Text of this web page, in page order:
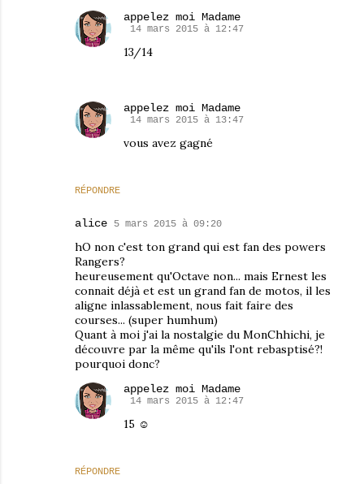
RÉPONDRE
appelez moi Madame
14 mars 2015 à 12:47
13/14
appelez moi Madame
14 mars 2015 à 13:47
vous avez gagné
alice 5 mars 2015 à 09:20
hO non c'est ton grand qui est fan des powers
Rangers?
heureusement qu'Octave non... mais Ernest les
connait déjà et est un grand fan de motos, il les
aligne inlassablement, nous fait faire des
courses... (super humhum)
Quant à moi j'ai la nostalgie du MonChhichi, je
découvre par la même qu'ils l'ont rebasptisé?!
pourquoi donc?
RÉPONDRE
appelez moi Madame
14 mars 2015 à 12:47
15 ☺